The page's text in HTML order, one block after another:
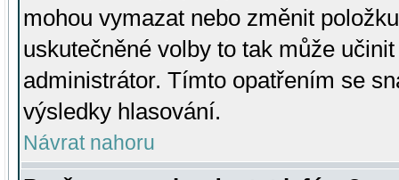
mohou vymazat nebo změnit
uskutečněné volby to tak může
administrátor. Tímto opatřením se
výsledky hlasování.
Návrat nahoru